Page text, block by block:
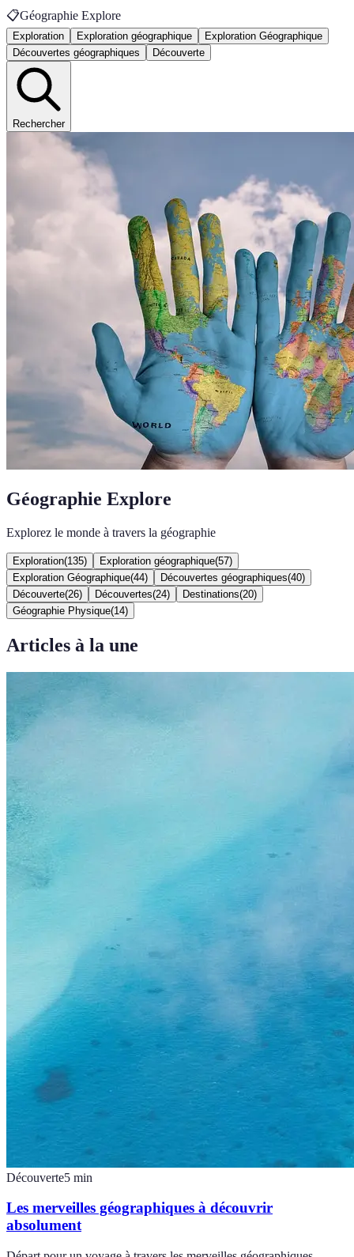
📋Géographie Explore
Exploration Exploration géographique
Exploration Géographique
Découvertes géographiques
Découverte
Rechercher
Géographie Explore
Explorez le monde à travers la géographie
Exploration(135) Exploration géographique(57)
Exploration Géographique(44) Découvertes géographiques(40)
Découverte(26) Découvertes(24) Destinations(20)
Géographie Physique(14)
Articles à la une
Découverte5 min
Les merveilles géographiques à découvrir
absolument